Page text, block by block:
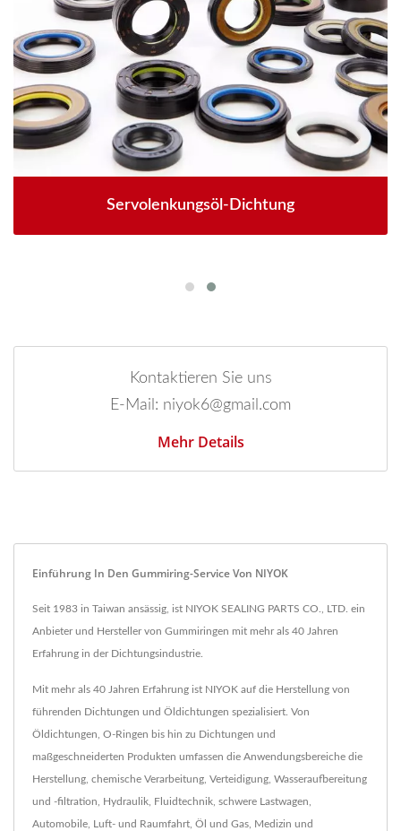
Servolenkungsöl-Dichtung
Kontaktieren Sie uns
E-Mail: niyok6@gmail.com
Mehr Details
Einführung In Den Gummiring-Service Von NIYOK
Seit 1983 in Taiwan ansässig, ist NIYOK SEALING PARTS CO., LTD. ein
Anbieter und Hersteller von Gummiringen mit mehr als 40 Jahren
Erfahrung in der Dichtungsindustrie.
Mit mehr als 40 Jahren Erfahrung ist NIYOK auf die Herstellung von
führenden Dichtungen und Öldichtungen spezialisiert. Von
Öldichtungen, O-Ringen bis hin zu Dichtungen und
maßgeschneiderten Produkten umfassen die Anwendungsbereiche die
Herstellung, chemische Verarbeitung, Verteidigung, Wasseraufbereitung
und -filtration, Hydraulik, Fluidtechnik, schwere Lastwagen,
Automobile, Luft- und Raumfahrt, Öl und Gas, Medizin und